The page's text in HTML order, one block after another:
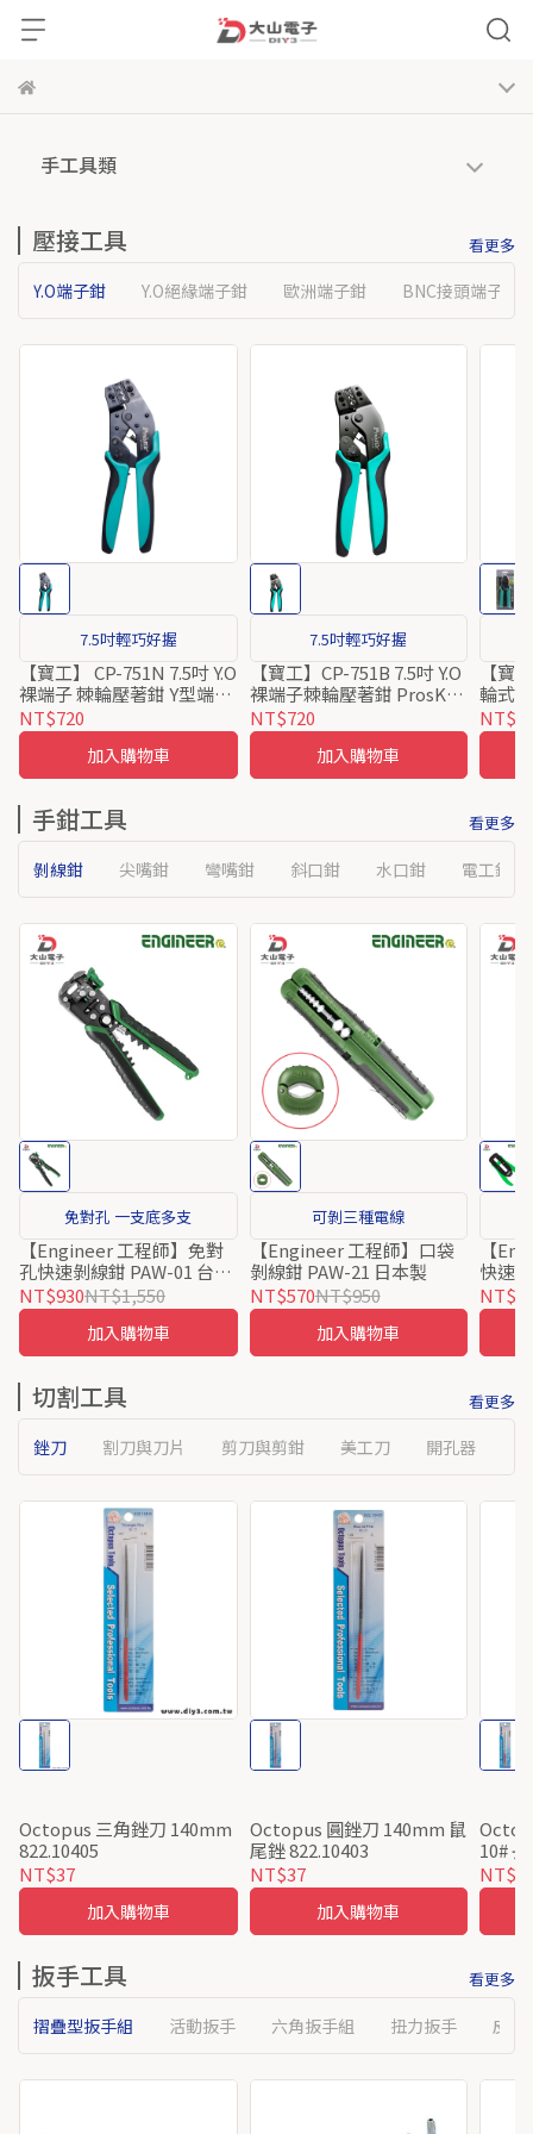
手工具類
壓接工具 看更多
Y.O端子鉗 Y.O絕緣端子鉗 歐洲端子鉗 BNC接頭端子鉗
7.5吋輕巧好握
【寶工】 CP-751N 7.5吋 Y.O
裸端子 棘輪壓著鉗 Y型端子
O型端子 ProsKit Pro’sKit
NT$720
加入購物車
7.5吋輕巧好握
【寶工】CP-751B 7.5吋 Y.O
裸端子棘輪壓著鉗 ProsKit
Pro’sKit
NT$720
加入購物車
【寶
輪式
專用
手鉗工具 看更多
剝線鉗 尖嘴鉗 彎嘴鉗 斜口鉗 水口鉗 電工鉗
免對孔 一支底多支
【Engineer 工程師】免對
孔快速剝線鉗 PAW-01 台灣
製
NT$930NT$1,550
加入購物車
可剝三種電線
【Engineer 工程師】口袋
剝線鉗 PAW-21 日本製
NT$570NT$950
加入購物車
【
快速
切割工具 看更多
銼刀 割刀與刀片 剪刀與剪鉗 美工刀 開孔器
Octopus 三角銼刀 140mm
822.10405
NT$37
加入購物車
Octopus 圓銼刀 140mm 鼠
尾銼 822.10403
NT$37
加入購物車
10#
扳手工具 看更多
摺疊型扳手組 活動扳手 六角扳手組 扭力扳手 皮帶